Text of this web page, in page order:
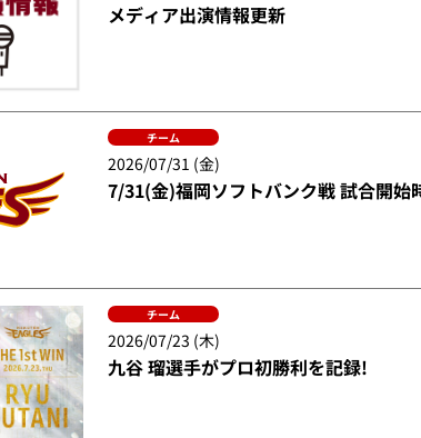
メディア出演情報更新
チーム
2026/07/31 (金)
7/31(金)福岡ソフトバンク戦 試合開始
チーム
2026/07/23 (木)
九谷 瑠選手がプロ初勝利を記録!